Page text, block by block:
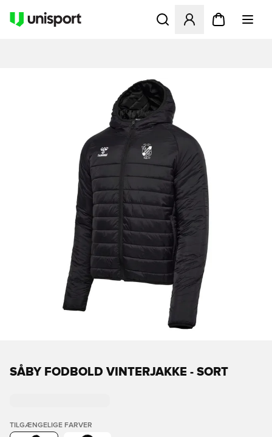
Åbner en Modal til at
SÅBY FODBOLD VINTERJAKKE - SORT
TILGÆNGELIGE FARVER